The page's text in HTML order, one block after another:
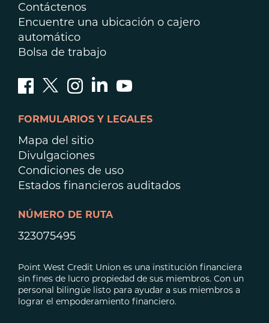
Contáctenos
Encuentre una ubicación o cajero
automático
Bolsa de trabajo
FORMULARIOS Y LEGALES
Mapa del sitio
Divulgaciones
Condiciones de uso
Estados financieros auditados
NÚMERO DE RUTA
323075495
Point West Credit Union es una institución financiera
sin fines de lucro propiedad de sus miembros. Con un
personal bilingüe listo para ayudar a sus miembros a
lograr el empoderamiento financiero.